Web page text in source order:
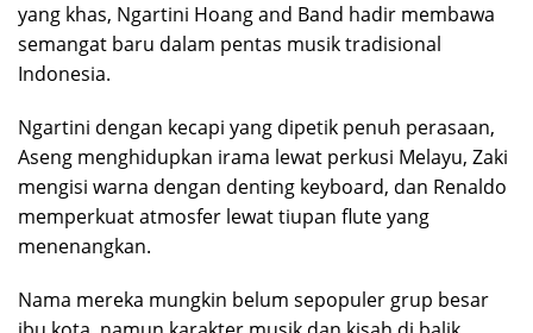
yang khas, Ngartini Hoang and Band hadir membawa
semangat baru dalam pentas musik tradisional
Indonesia.
Ngartini dengan kecapi yang dipetik penuh perasaan,
Aseng menghidupkan irama lewat perkusi Melayu, Zaki
mengisi warna dengan denting keyboard, dan Renaldo
memperkuat atmosfer lewat tiupan flute yang
menenangkan.
Nama mereka mungkin belum sepopuler grup besar